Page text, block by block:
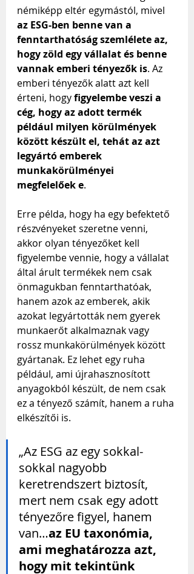
némiképp eltér egymástól, mivel
az ESG-ben benne van a
fenntarthatóság szemlélete az,
hogy zöld egy vállalat és benne
vannak emberi tényezők is. Az
emberi tényezők alatt azt kell
érteni, hogy figyelembe veszi a
cég, hogy az adott termék
például milyen körülmények
között készült el, tehát az azt
legyártó emberek
munkakörülményei
megfelelőek e.
Erre példa, hogy ha egy befektető
részvényeket szeretne venni,
akkor olyan tényezőket kell
figyelembe vennie, hogy a vállalat
által árult termékek nem csak
önmagukban fenntarthatóak,
hanem azok az emberek, akik
azokat legyártották nem gyerek
munkaerőt alkalmaznak vagy
rossz munkakörülmények között
gyártanak. Ez lehet egy ruha
például, ami újrahasznosított
anyagokból készült, de nem csak
ez a tényező számít, hanem a ruha
elkészítői is.
„Az ESG az egy sokkal-
sokkal nagyobb
keretrendszert biztosít,
mert nem csak egy adott
tényezőre figyel, hanem
van…az EU taxonómia,
ami meghatározza azt,
hogy mit tekintünk